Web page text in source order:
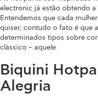
electronic já estão obtendo
Entendemos que cada
quiser, contudo o fato é que
determinados tipos sobre
clássico – aquele
Biquini
Alegria